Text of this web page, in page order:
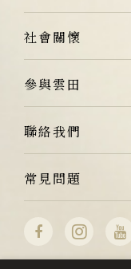
社會關懷
參與雲田
聯絡我們
常見問題